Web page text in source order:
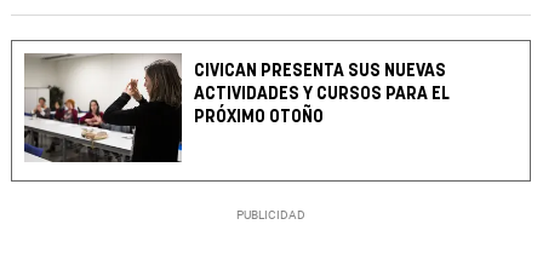
CIVICAN PRESENTA SUS NUEVAS
ACTIVIDADES Y CURSOS PARA EL
PRÓXIMO OTOÑO